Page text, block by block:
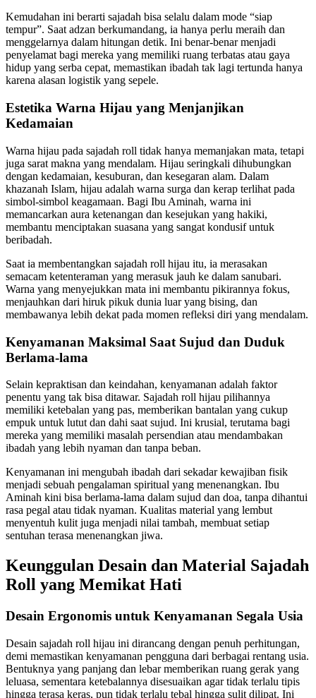
Kemudahan ini berarti sajadah bisa selalu dalam mode “siap
tempur”. Saat adzan berkumandang, ia hanya perlu meraih dan
menggelarnya dalam hitungan detik. Ini benar-benar menjadi
penyelamat bagi mereka yang memiliki ruang terbatas atau gaya
hidup yang serba cepat, memastikan ibadah tak lagi tertunda hanya
karena alasan logistik yang sepele.
Estetika Warna Hijau yang Menjanjikan
Kedamaian
Warna hijau pada sajadah roll tidak hanya memanjakan mata, tetapi
juga sarat makna yang mendalam. Hijau seringkali dihubungkan
dengan kedamaian, kesuburan, dan kesegaran alam. Dalam
khazanah Islam, hijau adalah warna surga dan kerap terlihat pada
simbol-simbol keagamaan. Bagi Ibu Aminah, warna ini
memancarkan aura ketenangan dan kesejukan yang hakiki,
membantu menciptakan suasana yang sangat kondusif untuk
beribadah.
Saat ia membentangkan sajadah roll hijau itu, ia merasakan
semacam ketenteraman yang merasuk jauh ke dalam sanubari.
Warna yang menyejukkan mata ini membantu pikirannya fokus,
menjauhkan dari hiruk pikuk dunia luar yang bising, dan
membawanya lebih dekat pada momen refleksi diri yang mendalam.
Kenyamanan Maksimal Saat Sujud dan Duduk
Berlama-lama
Selain kepraktisan dan keindahan, kenyamanan adalah faktor
penentu yang tak bisa ditawar. Sajadah roll hijau pilihannya
memiliki ketebalan yang pas, memberikan bantalan yang cukup
empuk untuk lutut dan dahi saat sujud. Ini krusial, terutama bagi
mereka yang memiliki masalah persendian atau mendambakan
ibadah yang lebih nyaman dan tanpa beban.
Kenyamanan ini mengubah ibadah dari sekadar kewajiban fisik
menjadi sebuah pengalaman spiritual yang menenangkan. Ibu
Aminah kini bisa berlama-lama dalam sujud dan doa, tanpa dihantui
rasa pegal atau tidak nyaman. Kualitas material yang lembut
menyentuh kulit juga menjadi nilai tambah, membuat setiap
sentuhan terasa menenangkan jiwa.
Keunggulan Desain dan Material Sajadah
Roll yang Memikat Hati
Desain Ergonomis untuk Kenyamanan Segala Usia
Desain sajadah roll hijau ini dirancang dengan penuh perhitungan,
demi memastikan kenyamanan pengguna dari berbagai rentang usia.
Bentuknya yang panjang dan lebar memberikan ruang gerak yang
leluasa, sementara ketebalannya disesuaikan agar tidak terlalu tipis
hingga terasa keras, pun tidak terlalu tebal hingga sulit dilipat. Ini